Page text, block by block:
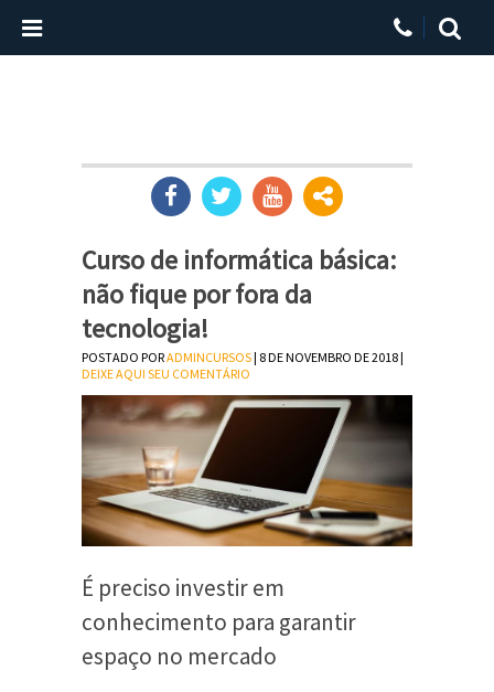
Curso de informática básica:
não fique por fora da
tecnologia!
POSTADO PORADMINCURSOS| 8 DE NOVEMBRO DE 2018 |
DEIXE AQUI SEU COMENTÁRIO
É preciso investir em
conhecimento para garantir
espaço no mercado